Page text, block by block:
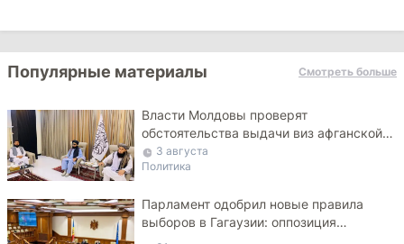
Популярные материалы Смотреть больше
Власти Молдовы проверят
обстоятельства выдачи виз афганской
делегации
3 августа
Политика
Парламент одобрил новые правила
выборов в Гагаузии: оппозиция
критикует законопроект